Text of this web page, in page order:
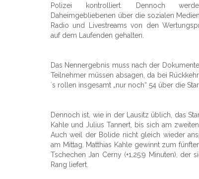
Polizei kontrolliert. Dennoch
Daheimgebliebenen über die sozialen
Radio und Livestreams von den
auf dem Laufenden gehalten.
Das Nennergebnis muss nach der
Teilnehmer müssen absagen, da bei
´s rollen insgesamt „nur noch“ 54 über die
Dennoch ist, wie in der Lausitz üblich, das
Kahle und Julius Tannert, bis sich am
Auch weil der Bolide nicht gleich wieder
am Mittag. Matthias Kahle gewinnt zum
Tschechen Jan Cerny (+1,25:9 Minuten),
Rang liefert.